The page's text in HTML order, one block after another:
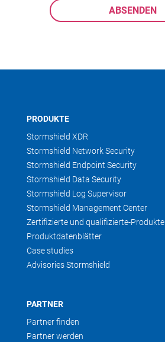
PRODUKTE
Stormshield XDR
Stormshield Network Security
Stormshield Endpoint Security
Stormshield Data Security
Stormshield Log Supervisor
Stormshield Management Center
Zertifizierte und qualifizierte-Produkte
Produktdatenblätter
Case studies
Advisories Stormshield
PARTNER
Partner finden
Partner werden